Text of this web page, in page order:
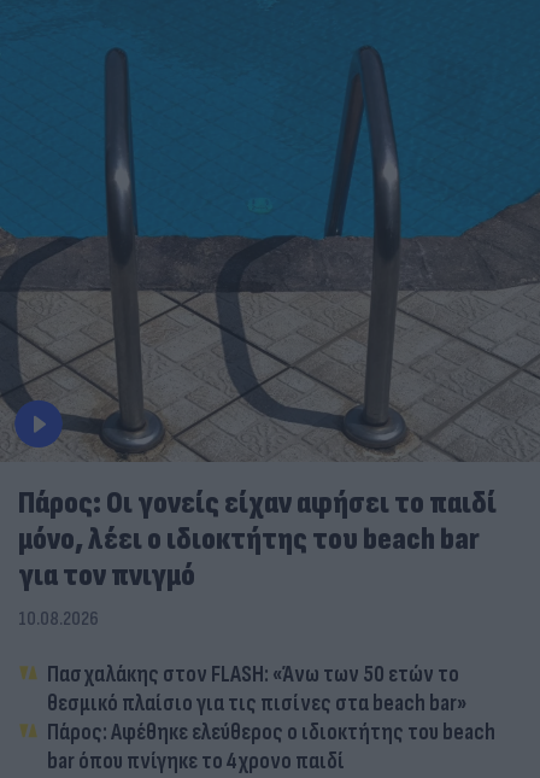
Πάρος: Οι γονείς είχαν αφήσει το παιδί
μόνο, λέει ο ιδιοκτήτης του beach bar
για τον πνιγμό
10.08.2026
Πασχαλάκης στον FLASH: «Άνω των 50 ετών το
θεσμικό πλαίσιο για τις πισίνες στα beach bar»
Πάρος: Αφέθηκε ελεύθερος ο ιδιοκτήτης του beach
bar όπου πνίγηκε το 4χρονο παιδί